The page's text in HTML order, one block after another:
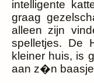
intelligente
graag
alleen zijn
spelletjes. De
kleiner huis, is
aan z�n